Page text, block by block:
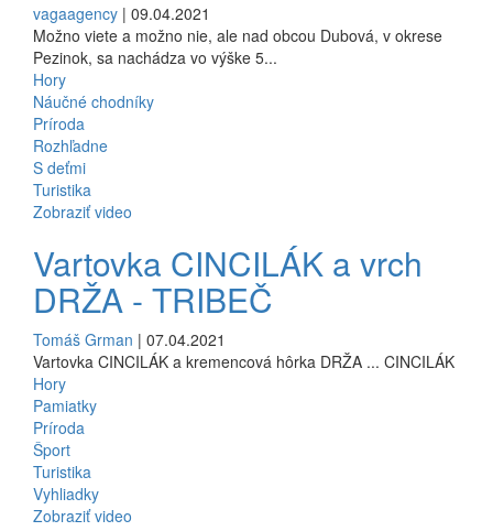
vagaagency | 09.04.2021
Možno viete a možno nie, ale nad obcou Dubová, v okrese
Pezinok, sa nachádza vo výške 5...
Hory
Náučné chodníky
Príroda
Rozhľadne
S deťmi
Turistika
Zobraziť video
Vartovka CINCILÁK a vrch
DRŽA - TRIBEČ
Tomáš Grman | 07.04.2021
Vartovka CINCILÁK a kremencová hôrka DRŽA ... CINCILÁK
Hory
Pamiatky
Príroda
Šport
Turistika
Vyhliadky
Zobraziť video